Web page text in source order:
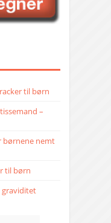
til børn
–
børnene nemt
til børn
graviditet